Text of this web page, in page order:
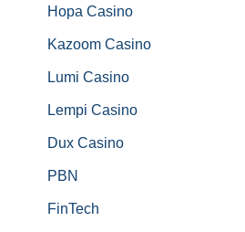
Hopa Casino
Kazoom Casino
Lumi Casino
Lempi Casino
Dux Casino
PBN
FinTech